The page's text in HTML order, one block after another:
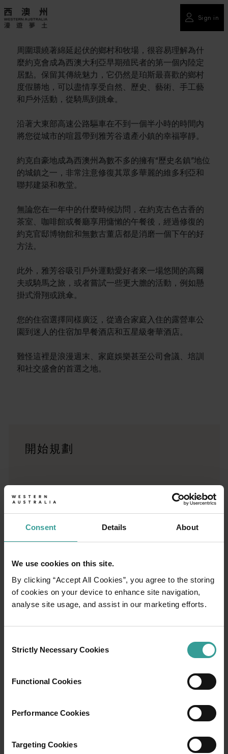
Consent Details About
We use cookies on this site.
By clicking “Accept All Cookies”, you agree to the storing
of cookies on your device to enhance site navigation,
analyse site usage, and assist in our marketing efforts.
Selection
Strictly Necessary Cookies
Functional Cookies
Performance Cookies
Targeting Cookies
Sign in
周圍環繞著綿延起伏的鄉村和牧場，很容易理解為什
麼約克會成為西澳大利亞早期殖民者的第一個內陸定
居點。保留其傳統魅力，它仍然是珀斯最喜歡的鄉村
度假勝地，可以盡情享受自然、歷史、藝術、手工藝
和戶外活動，從騎馬到跳傘。
沿著大東部高速公路驅車在不到一個半小時的時間內
將您從城市的喧囂帶到雅芳谷遺產小鎮的幸福寧靜。
約克自豪地成為西澳州為數不多的擁有“歷史名鎮”地位
的城鎮之一，非常注意修復其眾多華麗的維多利亞和
聯邦建築和教堂。
無論您在一年中的什麼時候訪問，在約克古色古香的
茶室、咖啡館或餐廳享用慵懶的午餐後，經過修復的
約克官邸博物館和無數古董店都是消磨一個下午的好
方法。
此外，雅芳谷吸引戶外運動愛好者來一場悠閒的高爾
夫或騎馬之旅，或者嘗試一些更大膽的活動，例如懸
掛式滑翔或跳傘。
您的住宿選擇同樣廣泛，從適合家庭入住的露營車公
園到迷人的住宿加早餐酒店和五星級奢華酒店。
難怪這裡是浪漫週末、家庭娛樂甚至公司會議、培訓
和社交盛會的首選之地。
<p>準備好探索西澳州了嗎？瀏覽一下這些位於西澳州各地的
開始規劃
行程
在橫跨西澳州迷人風景的史詩級歷奇中，盡享